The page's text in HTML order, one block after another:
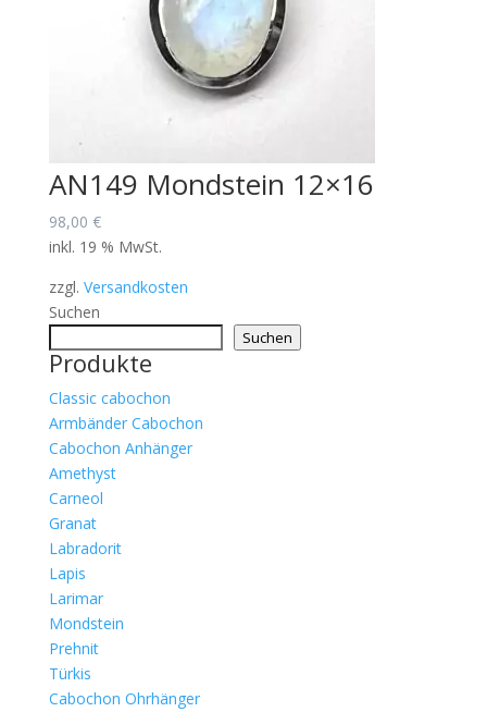
AN149 Mondstein 12×16
98,00 €
inkl. 19 % MwSt.
zzgl. Versandkosten
Suchen
Suchen
Produkte
Classic cabochon
Armbänder Cabochon
Cabochon Anhänger
Amethyst
Carneol
Granat
Labradorit
Lapis
Larimar
Mondstein
Prehnit
Türkis
Cabochon Ohrhänger